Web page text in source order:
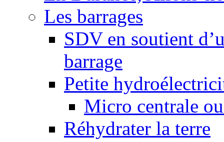
Les barrages
SDV en soutient
barrage
Petite
Micro centrale
Réhydrater la terre